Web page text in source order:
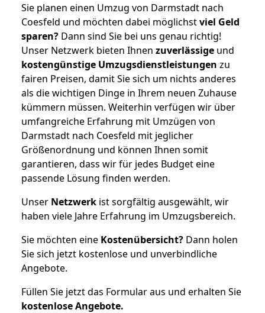
Sie planen einen Umzug von Darmstadt nach
Coesfeld und möchten dabei möglichstviel Geld
sparen? Dann sind Sie bei uns genau richtig!
Unser Netzwerk bieten Ihnen zuverlässige und
kostengünstige Umzugsdienstleistungen zu
fairen Preisen, damit Sie sich um nichts anderes
als die wichtigen Dinge in Ihrem neuen Zuhause
kümmern müssen. Weiterhin verfügen wir über
umfangreiche Erfahrung mit Umzügen von
Darmstadt nach Coesfeld mit jeglicher
Größenordnung und können Ihnen somit
garantieren, dass wir für jedes Budget eine
passende Lösung finden werden.
Unser Netzwerk ist sorgfältig ausgewählt, wir
haben viele Jahre Erfahrung im Umzugsbereich.
Sie möchten eine Kostenübersicht? Dann holen
Sie sich jetzt kostenlose und unverbindliche
Angebote.
Füllen Sie jetzt das Formular aus und erhalten Sie
kostenloseAngebote.